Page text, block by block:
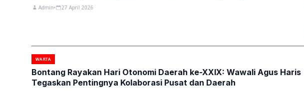
Admin 27 April 2026
WARTA
Bontang Rayakan Hari Otonomi Daerah ke-XXIX: Wawali Agus Haris
Tegaskan Pentingnya Kolaborasi Pusat dan Daerah